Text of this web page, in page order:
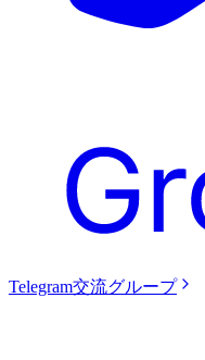
Telegram交流グループ